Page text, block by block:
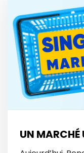
UN MARCHÉ